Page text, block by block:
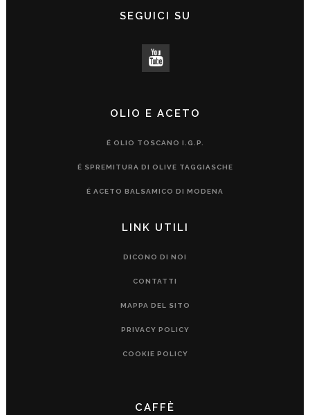
SEGUICI SU
OLIO E ACETO
É OLIO TOSCANO I.G.P.
É SPREMITURA DI OLIVE TAGGIASCHE
É ACETO BALSAMICO DI MODENA
LINK UTILI
DICONO DI NOI
CONTATTI
MAPPA DEL SITO
PRIVACY POLICY
COOKIE POLICY
CAFFÈ